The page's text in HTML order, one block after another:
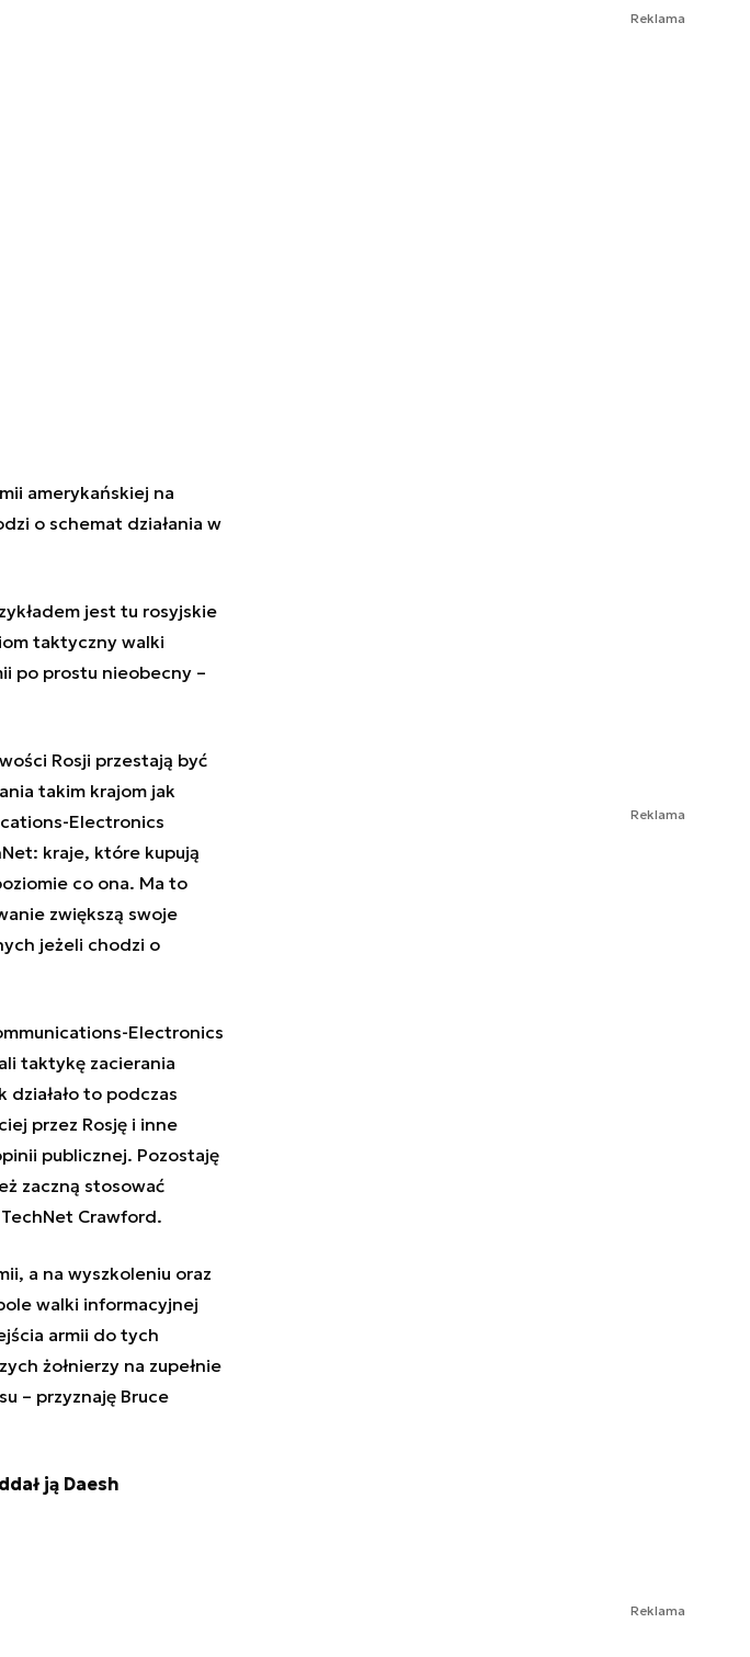
amerykańskiej na
o schemat działania w
jest tu rosyjskie
taktyczny walki
po prostu nieobecny –
Rosji przestają być
takim krajom jak
Electronics
kraje, które kupują
co ona. Ma to
zwiększą swoje
jeżeli chodzi o
Electronics
taktykę zacierania
to podczas
przez Rosję i inne
publicznej. Pozostaję
zaczną stosować
Crawford.
a na wyszkoleniu oraz
walki informacyjnej
armii do tych
żołnierzy na zupełnie
– przyznaję Bruce
ją Daesh
Reklama
Reklama
Reklama